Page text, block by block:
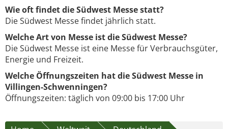
Wie oft findet die Südwest Messe statt?
Die Südwest Messe findet jährlich statt.
Welche Art von Messe ist die Südwest Messe?
Die Südwest Messe ist eine Messe für Verbrauchsgüter,
Energie und Freizeit.
Welche Öffnungszeiten hat die Südwest Messe in
Villingen-Schwenningen?
Öffnungszeiten: täglich von 09:00 bis 17:00 Uhr